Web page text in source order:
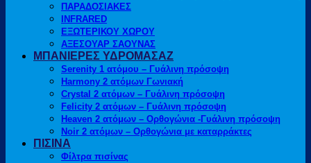
ΠΑΡΑΔΟΣΙΑΚΕΣ
INFRARED
ΕΞΩΤΕΡΙΚΟΥ ΧΩΡΟΥ
ΑΞΕΣΟΥΑΡ ΣΑΟΥΝΑΣ
ΜΠΑΝΙΕΡΕΣ ΥΔΡΟΜΑΣΑΖ
Serenity 1 ατόμου – Γυάλινη πρόσοψη
Harmony 2 ατόμων Γωνιακή
Crystal 2 ατόμων – Γυάλινη πρόσοψη
Felicity 2 ατόμων – Γυάλινη πρόσοψη
Heaven 2 ατόμων – Ορθογώνια -Γυάλινη πρόσοψη
Noir 2 ατόμων – Ορθογώνια με καταρράκτες
ΠΙΣΙΝΑ
Φίλτρα πισίνας